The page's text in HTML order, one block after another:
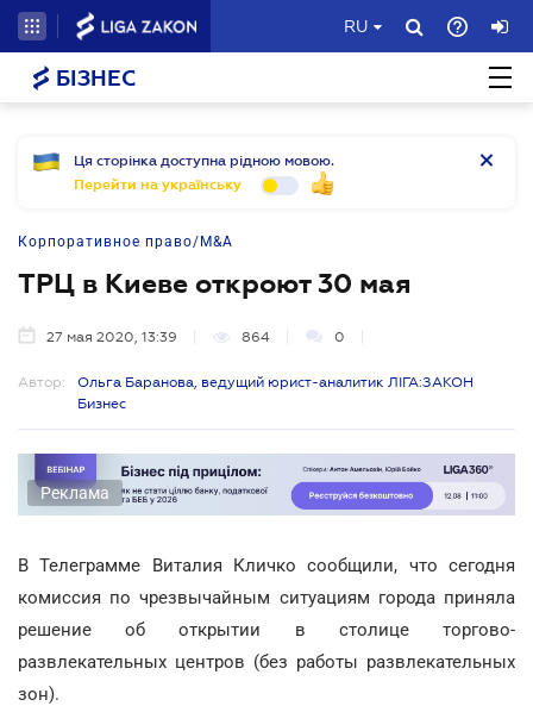
RU
БІЗНЕС
Ця сторінка доступна рідною мовою.
Перейти на українську
Корпоративное право/M&A
ТРЦ в Киеве откроют 30 мая
27 мая 2020, 13:39 864 0
Автор:
Ольга Баранова, ведущий юрист-аналитик ЛІГА:ЗАКОН
Бизнес
Реклама
В Телеграмме Виталия Кличко сообщили, что сегодня
комиссия по чрезвычайным ситуациям города приняла
решение об открытии в столице торгово-
развлекательных центров (без работы развлекательных
зон).